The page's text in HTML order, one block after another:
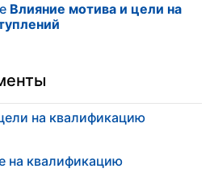
Влияние мотива и цели на
на квалификацию
на квалификацию